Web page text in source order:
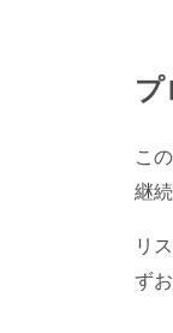
こ
継
リ
ず